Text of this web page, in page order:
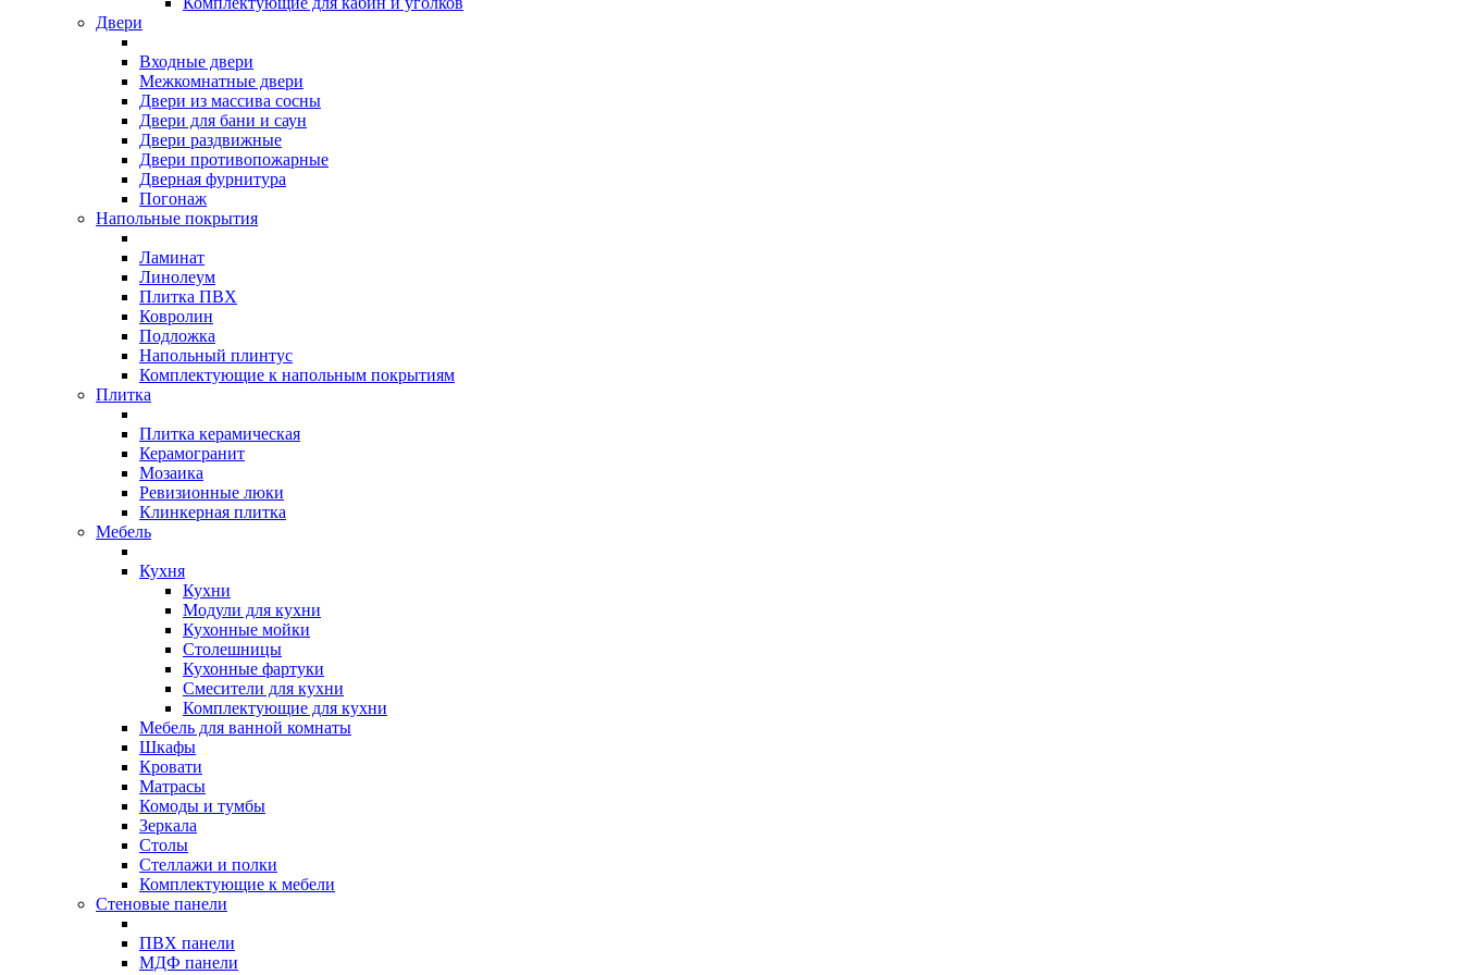
Двери
Входные двери
Межкомнатные двери
Двери из массива сосны
Двери для бани и саун
Двери раздвижные
Двери противопожарные
Дверная фурнитура
Погонаж
Напольные покрытия
Ламинат
Линолеум
Плитка ПВХ
Ковролин
Подложка
Напольный плинтус
Комплектующие к напольным покрытиям
Плитка
Плитка керамическая
Керамогранит
Мозаика
Ревизионные люки
Клинкерная плитка
Мебель
Кухня
Кухни
Модули для кухни
Кухонные мойки
Столешницы
Кухонные фартуки
Смесители для кухни
Комплектующие для кухни
Мебель для ванной комнаты
Шкафы
Кровати
Матрасы
Комоды и тумбы
Зеркала
Столы
Стеллажи и полки
Комплектующие к мебели
Стеновые панели
ПВХ панели
МДФ панели